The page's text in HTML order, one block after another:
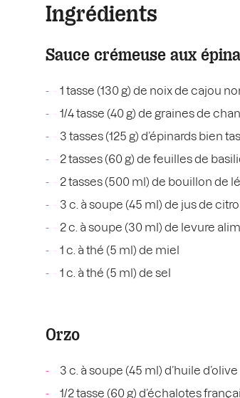
Ingrédients
Sauce crémeuse aux
1 tasse (130 g) de noix de cajou
1/4 tasse (40 g) de graines de
3 tasses (125 g) d’épinards bien
2 tasses (60 g) de feuilles de
2 tasses (500 ml) de bouillon de
3 c. à soupe (45 ml) de jus de
2 c. à soupe (30 ml) de levure
1 c. à thé (5 ml) de miel
1 c. à thé (5 ml) de sel
Orzo
3 c. à soupe (45 ml) d’huile d’olive
1/2 tasse (60 g) d’échalotes